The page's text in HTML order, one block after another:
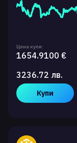
Цена купи:
1654.9100 €
3236.72 лв.
Купи